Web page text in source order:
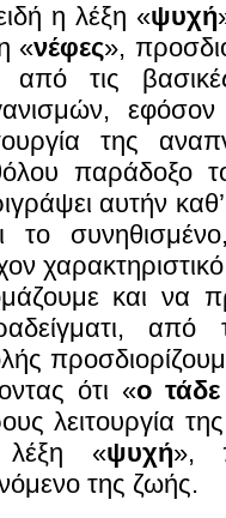
η λέξη «ψυχή
«νέφες»,
από τις
της
παράδοξο
αυτήν
το
και να
από
ότι «ο
λειτουργία
«ψυχή»,
της ζωής.